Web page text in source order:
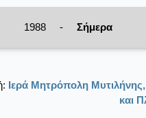
1988 - Σήμερα
Ιερά Μητρόπολη
και